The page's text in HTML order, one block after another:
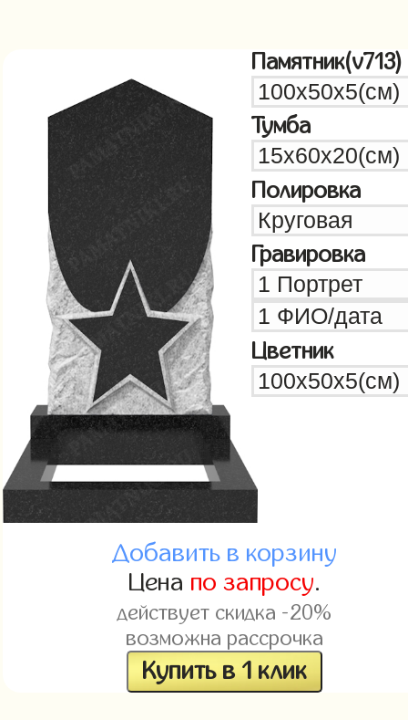
Памятник(v713)
Тумба
Полировка
Гравировка
Цветник
Добавить в корзину
Цена по запросу.
действует скидка -20%
возможна рассрочка
Купить в 1 клик